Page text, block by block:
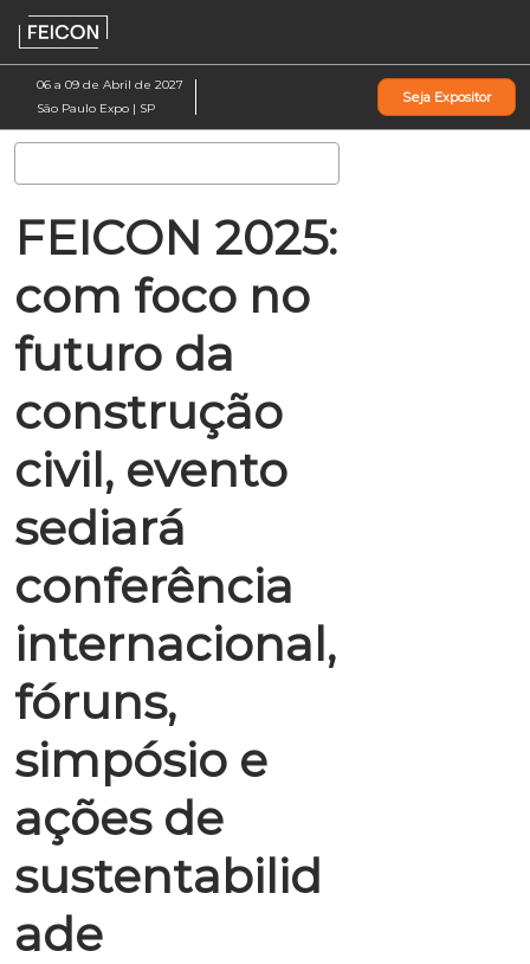
Pular
para
o
conteúdo
06 a 09 de Abril de 2027
São Paulo Expo | SP
Seja Expositor
FEICON 2025:
com foco no
futuro da
construção
civil, evento
sediará
conferência
internacional,
fóruns,
simpósio e
ações de
sustentabilid
ade